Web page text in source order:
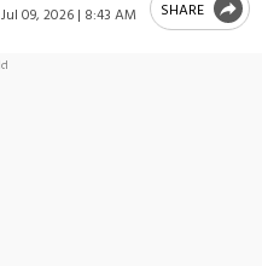
Jul 09, 2026 | 8:43 AM SHARE